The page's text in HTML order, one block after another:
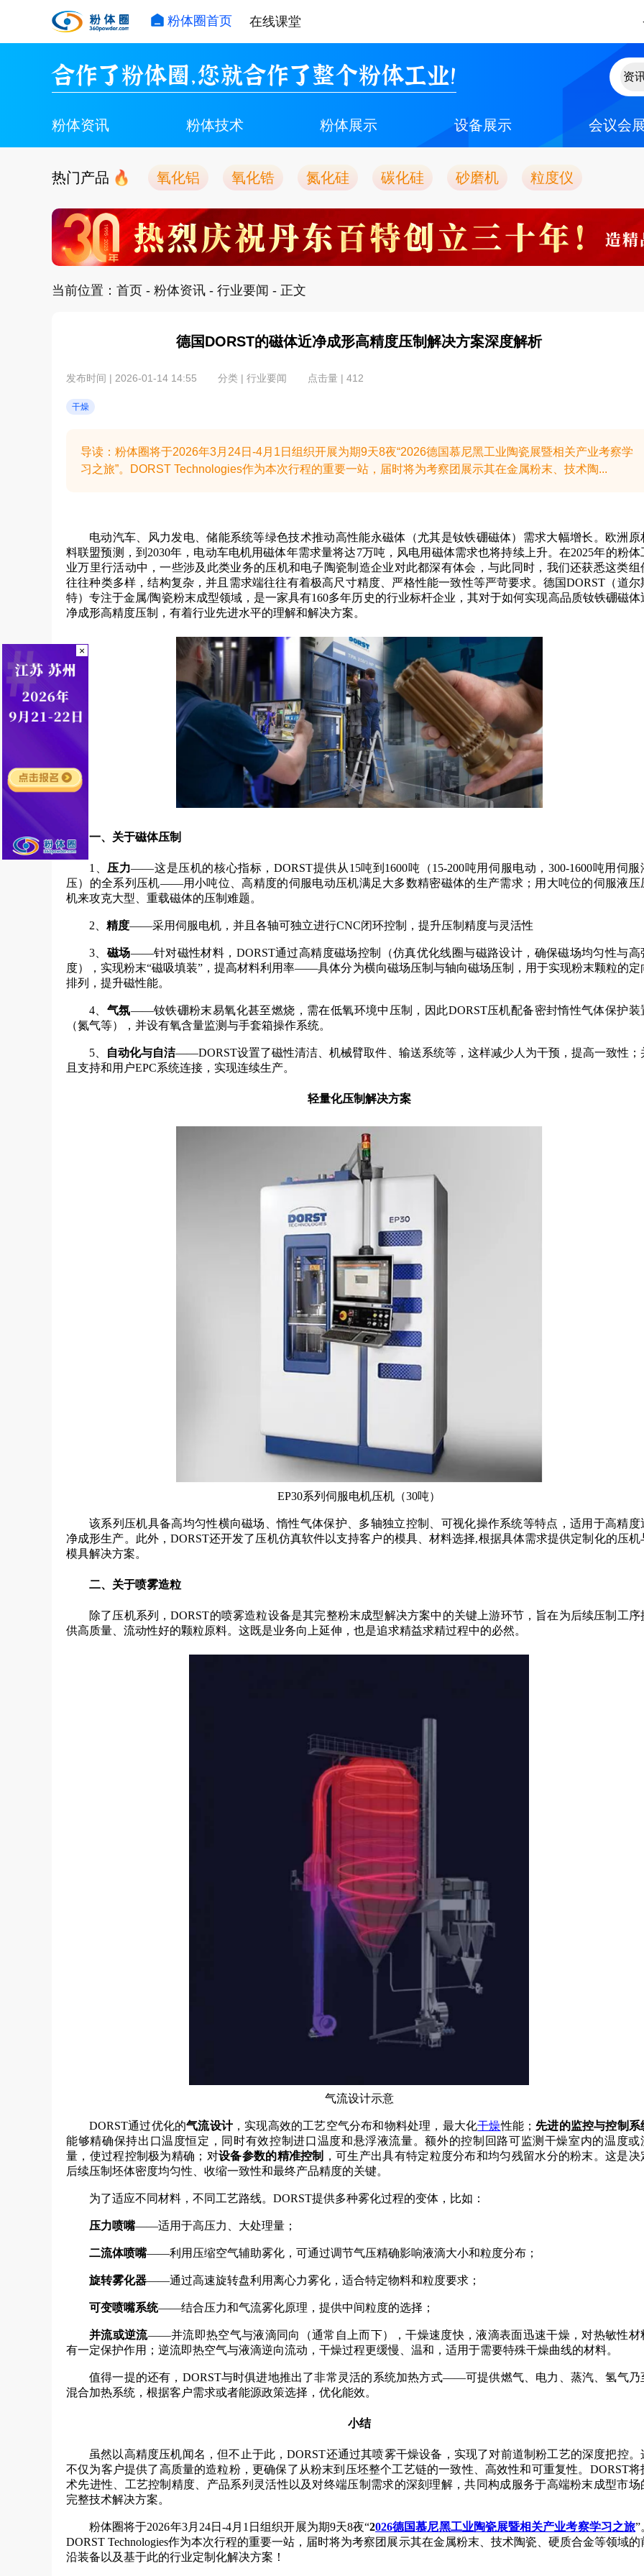
粉体圈首页 在线课堂
合作了粉体圈，您就合作了整个粉体工业！
粉体资讯 粉体技术 粉体展示 设备展示 会议会
热门产品 氧化铝 氧化锆 氮化硅 碳化硅 砂磨机 粒度仪
当前位置： 首页 - 粉体资讯 - 行业要闻 - 正文
德国DORST的磁体近净成形高精度压制解决方案深度解析
发布时间 | 2026-01-14 14:55 分类 | 行业要闻 点击量 | 412
干燥
导读：粉体圈将于2026年3月24日-4月1日组织开展为期9天8夜“2026德国慕尼黑工业陶瓷展暨相关产业考察学
习之旅​”。DORST Technologies作为本次行程的重要一站，届时将为考察团展示其在金属粉末、技术陶...
电动汽车、风力发电、储能系统等绿色技术推动高性能永磁体（尤其是钕铁硼磁体）需求大幅增长。欧洲原
料联盟预测，到2030年，电动车电机用磁体年需求量将达7万吨，风电用磁体需求也将持续上升。在2025年的粉体
业万里行活动中，一些涉及此类业务的压机和电子陶瓷制造企业对此都深有体会，与此同时，我们还获悉这类组
往往种类多样，结构复杂，并且需求端往往有着极高尺寸精度、严格性能一致性等严苛要求。德国DORST（道尔
特）专注于金属/陶瓷粉末成型领域，是一家具有160多年历史的行业标杆企业，其对于如何实现高品质钕铁硼磁体
净成形高精度压制，有着行业先进水平的理解和解决方案。
一、关于磁体压制
1、 压力——这是压机的核心指标，DORST提供从15吨到1600吨（15-200吨用伺服电动，300-1600吨用伺服
压）的全系列压机——用小吨位、高精度的伺服电动压机满足大多数精密磁体的生产需求；用大吨位的伺服液压
机来攻克大型、重载磁体的压制难题。
2、 精度——采用伺服电机，并且各轴可独立进行CNC闭环控制，提升压制精度与灵活性
3、 磁场——针对磁性材料，DORST通过高精度磁场控制（仿真优化线圈与磁路设计，确保磁场均匀性与高
度），实现粉末“磁吸填装”，提高材料利用率——具体分为横向磁场压制与轴向磁场压制，用于实现粉末颗粒的定
排列，提升磁性能。
4、 气氛——钕铁硼粉末易氧化甚至燃烧，需在低氧环境中压制，因此DORST压机配备密封惰性气体保护装
（氮气等），并设有氧含量监测与手套箱操作系统。
5、 自动化与自洁——DORST设置了磁性清洁、机械臂取件、输送系统等，这样减少人为干预，提高一致性；
且支持和用户EPC系统连接，实现连续生产。
轻量化压制解决方案
EP30系列伺服电机压机（30吨）
该系列压机具备高均匀性横向磁场、惰性气体保护、多轴独立控制、可视化操作系统等特点，适用于高精度
净成形生产。此外，DORST还开发了压机仿真软件以支持客户的模具、材料选择,根据具体需求提供定制化的压机
模具解决方案。
二、关于喷雾造粒
除了压机系列，DORST的喷雾造粒设备是其完整粉末成型解决方案中的关键上游环节，旨在为后续压制工序
供高质量、流动性好的颗粒原料。这既是业务向上延伸，也是追求精益求精过程中的必然。
气流设计示意
DORST通过优化的气流设计 ，实现高效的工艺空气分布和物料处理，最大化干燥性能；先进的监控与控制系
能够精确保持出口温度恒定，同时有效控制进口温度和悬浮液流量。额外的控制回路可监测干燥室内的温度或
量，使过程控制极为精确；对设备参数的精准控制
，可生产出具有特定粒度分布和均匀残留水分的粉末。这是决
后续压制坯体密度均匀性、收缩一致性和最终产品精度的关键。
为了适应不同材料，不同工艺路线。DORST提供多种雾化过程的变体，比如：
压力喷嘴——适用于高压力、大处理量；
二流体喷嘴——利用压缩空气辅助雾化，可通过调节气压精确影响液滴大小和粒度分布；
旋转雾化器——通过高速旋转盘利用离心力雾化，适合特定物料和粒度要求；
可变喷嘴系统——结合压力和气流雾化原理，提供中间粒度的选择；
并流或逆流——并流即热空气与液滴同向（通常自上而下），干燥速度快，液滴表面迅速干燥，对热敏性材
有一定保护作用；逆流即热空气与液滴逆向流动，干燥过程更缓慢、温和，适用于需要特殊干燥曲线的材料。
值得一提的还有，DORST与时俱进地推出了非常灵活的系统加热方式——可提供燃气、电力、蒸汽、氢气乃
混合加热系统，根据客户需求或者能源政策选择，优化能效。
小结
虽然以高精度压机闻名，但不止于此，DORST还通过其喷雾干燥设备，实现了对前道制粉工艺的深度把控。
不仅为客户提供了高质量的造粒粉，更确保了从粉末到压坯整个工艺链的一致性、高效性和可重复性。DORST将
术先进性、工艺控制精度、产品系列灵活性以及对终端压制需求的深刻理解，共同构成服务于高端粉末成型市场
完整技术解决方案。
粉体圈将于2026年3月24日-4月1日组织开展为期9天8夜“2026德国慕尼黑工业陶瓷展暨相关产业考察学习之旅”
DORST Technologies作为本次行程的重要一站，届时将为考察团展示其在金属粉末、技术陶瓷、硬质合金等领域的
沿装备以及基于此的行业定制化解决方案！
×